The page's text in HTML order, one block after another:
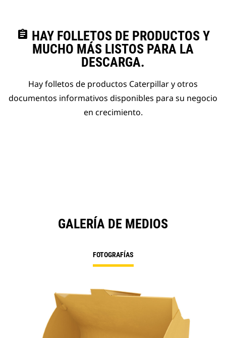
assignment HAY FOLLETOS DE PRODUCTOS Y
MUCHO MÁS LISTOS PARA LA
DESCARGA.
Hay folletos de productos Caterpillar y otros
documentos informativos disponibles para su negocio
en crecimiento.
GALERÍA DE MEDIOS
FOTOGRAFÍAS